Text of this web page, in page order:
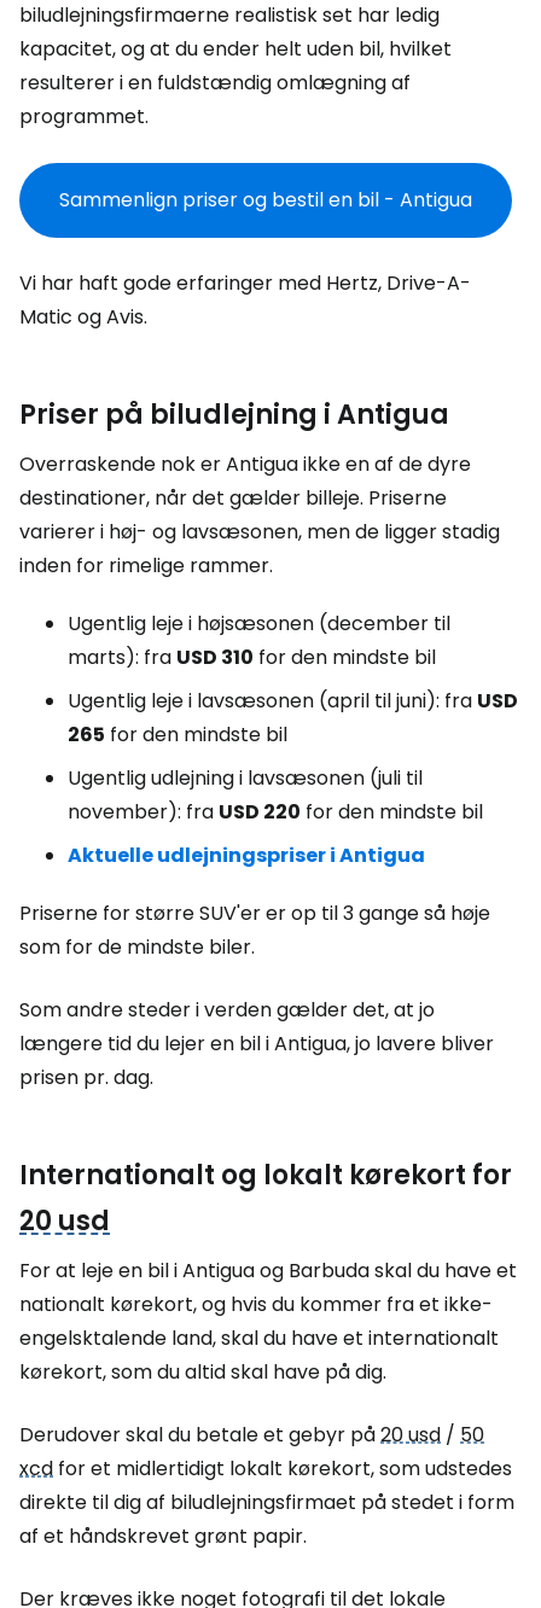
biludlejningsfirmaerne realistisk set har ledig
kapacitet, og at du ender helt uden bil, hvilket
resulterer i en fuldstændig omlægning af
programmet.
Sammenlign priser og bestil en bil - Antigua
Vi har haft gode erfaringer med Hertz, Drive-A-
Matic og Avis.
Priser på biludlejning i Antigua
Overraskende nok er Antigua ikke en af de dyre
destinationer, når det gælder billeje. Priserne
varierer i høj- og lavsæsonen, men de ligger stadig
inden for rimelige rammer.
Ugentlig leje i højsæsonen (december til
marts): fra USD 310 for den mindste bil
Ugentlig leje i lavsæsonen (april til juni): fra USD
265 for den mindste bil
Ugentlig udlejning i lavsæsonen (juli til
november): fra USD 220 for den mindste bil
Aktuelle udlejningspriser i Antigua
Priserne for større SUV'er er op til 3 gange så høje
som for de mindste biler.
Som andre steder i verden gælder det, at jo
længere tid du lejer en bil i Antigua, jo lavere bliver
prisen pr. dag.
Internationalt og lokalt kørekort for
20 usd
For at leje en bil i Antigua og Barbuda skal du have et
nationalt kørekort, og hvis du kommer fra et ikke-
engelsktalende land, skal du have et internationalt
kørekort, som du altid skal have på dig.
Derudover skal du betale et gebyr på20 usd / 50
xcd for et midlertidigt lokalt kørekort, som udstedes
direkte til dig af biludlejningsfirmaet på stedet i form
af et håndskrevet grønt papir.
Der kræves ikke noget fotografi til det lokale